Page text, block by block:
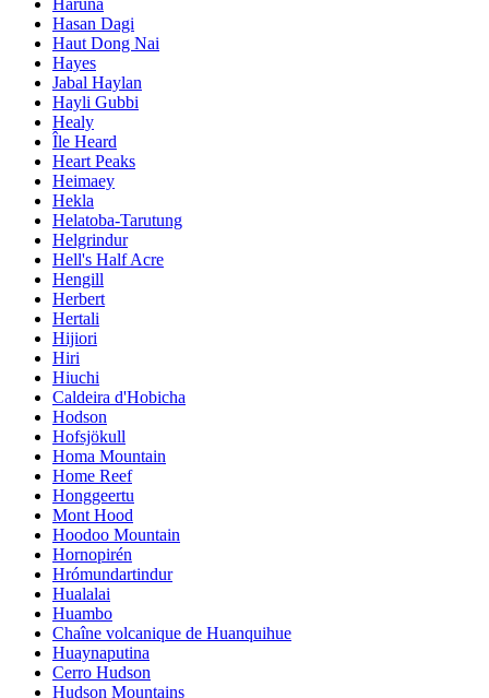
Hasan Dagi
Haut Dong Nai
Hayes
Jabal Haylan
Hayli Gubbi
Healy
Île Heard
Heart Peaks
Heimaey
Hekla
Helatoba-Tarutung
Helgrindur
Hell's Half Acre
Hengill
Herbert
Hertali
Hijiori
Hiri
Hiuchi
Caldeira d'Hobicha
Hodson
Hofsjökull
Homa Mountain
Home Reef
Honggeertu
Mont Hood
Hoodoo Mountain
Hornopirén
Hrómundartindur
Hualalai
Huambo
Chaîne volcanique de Huanquihue
Huaynaputina
Cerro Hudson
Hudson Mountains